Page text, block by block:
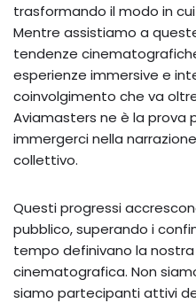
trasformando il modo in
Mentre assistiamo a
tendenze
esperienze immersive e
coinvolgimento che va
Aviamasters ne è la
immergerci nella
collettivo.
Questi progressi
pubblico, superando i
tempo definivano la
cinematografica. Non
siamo partecipanti attivi